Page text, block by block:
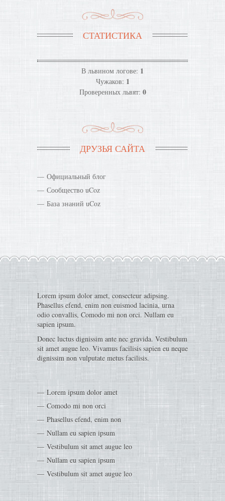
СТАТИСТИКА
В львином логове: 1
Чужаков: 1
Проверенных львят: 0
ДРУЗЬЯ САЙТА
Официальный блог
Сообщество uCoz
База знаний uCoz
Lorem ipsum dolor amet, consecteur adipsing.
Phasellus efend, enim non euismod lacinia, urna
odio convallis, Comodo mi non orci. Nullam eu
sapien ipsum.
Donec luctus dignissim ante nec gravida. Vestibulum
sit amet augue leo. Vivamus facilisis sapien eu neque
dignissim non vulputate metus facilisis.
Lorem ipsum dolor amet
Comodo mi non orci
Phasellus efend, enim non
Nullam eu sapien ipsum
Vestibulum sit amet augue leo
Nullam eu sapien ipsum
Vestibulum sit amet augue leo